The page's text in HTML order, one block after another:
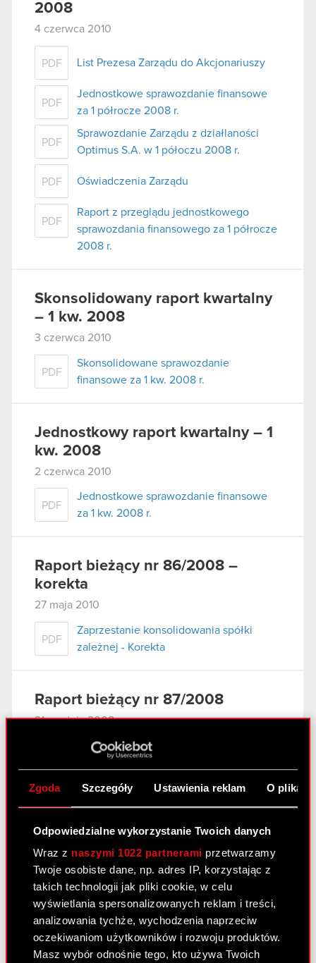
Zgoda Szczegóły Ustawienia reklam O
Odpowiedzialne wykorzystanie Twoich danych
Wraz z naszymi 1022 partnerami przetwarzamy
Twoje osobiste dane, np. adres IP, korzystając z
takich technologii jak pliki cookie, w celu
wyświetlania spersonalizowanych reklam i treści,
analizowania tychże, wychodzenia naprzeciw
oczekiwaniom użytkowników i rozwoju produktów.
Masz wybór odnośnie tego, kto używa Twoich
2008
4 czerwca 2010
PDF List Prezesa Zarządu do Akcjonariuszy
PDF
Jednostkowe sprawozdanie finansowe
za 1 półrocze 2008 r.
PDF
Sprawozdanie Zarządu z działlaności
Optimus S.A. w 1 półoczu 2008 r.
PDF Oświadczenia Zarządu
PDF
Raport z przeglądu jednostkowego
sprawozdania finansowego za 1 półrocze
2008 r.
Skonsolidowany raport kwartalny
– 1 kw. 2008
3 czerwca 2010
PDF
Skonsolidowane sprawozdanie
finansowe za 1 kw. 2008 r.
Jednostkowy raport kwartalny – 1
kw. 2008
2 czerwca 2010
PDF
Jednostkowe sprawozdanie finansowe
za 1 kw. 2008 r.
Raport bieżący nr 86/2008 –
korekta
27 maja 2010
PDF
Zaprzestanie konsolidowania spółki
zależnej - Korekta
Raport bieżący nr 87/2008
31 grudnia 2008
Terminy przekazywania raportów
okresowych w 2009 roku
31 grudnia 2008
PDF
Zaprzestanie konsolidowania spółki
Raport bieżący nr 85/2008
22 grudnia 2008